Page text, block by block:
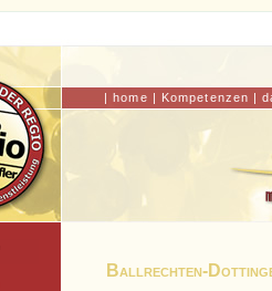
|home | Kompetenzen |
Ballrechten-